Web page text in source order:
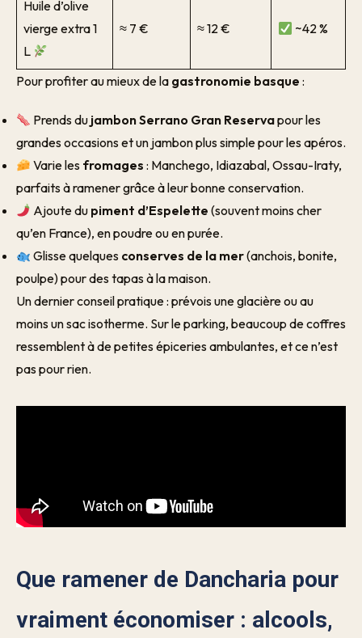
Huile d’olive
vierge extra 1
L
≈ 7 € ≈ 12 € ~42 %
Pour profiter au mieux de la gastronomie basque :
Prends du jambon Serrano Gran Reservapour les
grandes occasions et un jambon plus simple pour les apéros.
Varie les fromages : Manchego, Idiazabal, Ossau-Iraty,
parfaits à ramener grâce à leur bonne conservation.
Ajoute du piment d’Espelette (souvent moins cher
qu’en France), en poudre ou en purée.
Glisse quelques conserves de la mer(anchois, bonite,
poulpe) pour des tapas à la maison.
Un dernier conseil pratique : prévois une glacière ou au
moins un sac isotherme. Sur le parking, beaucoup de coffres
ressemblent à de petites épiceries ambulantes, et ce n’est
pas pour rien.
Que ramener de Dancharia pour
vraiment économiser : alcools,